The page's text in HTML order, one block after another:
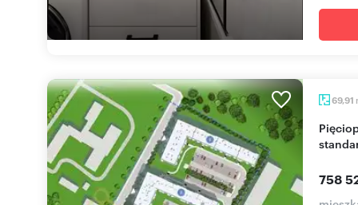
69,91
Pięciopokojowe mieszkanie z 3 balkonami,
758